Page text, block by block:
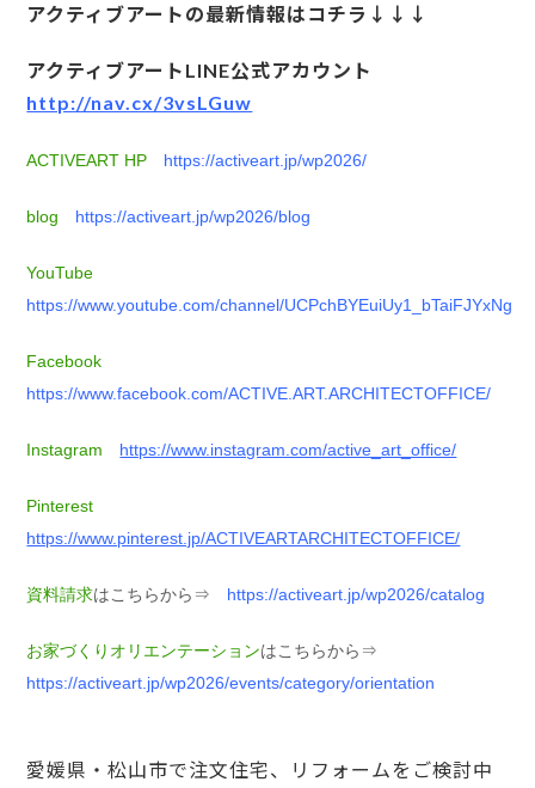
アクティブアートの最新情報はコチラ↓↓↓
アクティブアートLINE公式アカウント
http://nav.cx/3vsLGuw
ACTIVEART HP https://activeart.jp/wp2026/
blog https://activeart.jp/wp2026/blog
YouTube
https://www.youtube.com/channel/UCPchBYEuiUy1_bTaiFJYxNg
Facebook
https://www.facebook.com/ACTIVE.ART.ARCHITECTOFFICE/
Instagram https://www.instagram.com/active_art_office/
Pinterest
https://www.pinterest.jp/ACTIVEARTARCHITECTOFFICE/
資料請求はこちらから⇒ https://activeart.jp/wp2026/catalog
お家づくりオリエンテーションはこちらから⇒
https://activeart.jp/wp2026/events/category/orientation
愛媛県・松山市で注文住宅、リフォームをご検討中